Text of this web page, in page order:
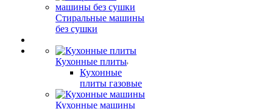
Стиральные машины
без сушки
Кухонные плиты
Кухонные
плиты газовые
Кухонные машины